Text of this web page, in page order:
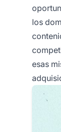
los
esas